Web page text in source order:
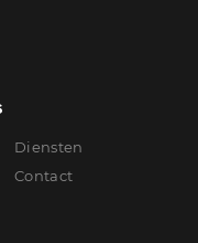
Diensten
Contact